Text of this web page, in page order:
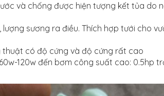
và chống được hiện tượng kết tủa do
sương ra điều. Thích hợp tưới cho
thuật có độ cứng và độ cứng rất cao
120w đến bơm công suất cao: 0.5hp